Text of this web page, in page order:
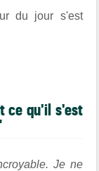
du jour s'est
ce qu'il s'est
Je ne